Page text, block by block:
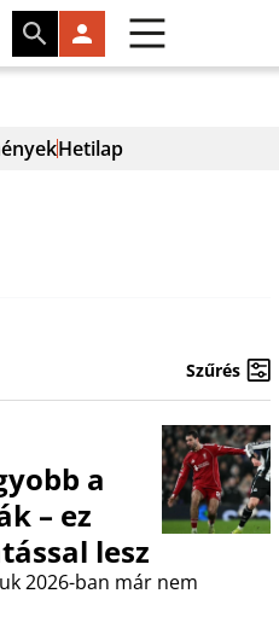
Hetilap
Szűrés
a
– ez
lesz
2026-ban már nem